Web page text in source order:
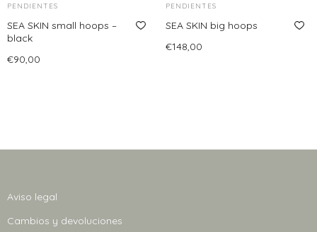
en
la
página
PENDIENTES
SEA SKIN small hoops –
black
€90,00
PENDIENTES
SEA SKIN big hoops
€148,00
Aviso legal
Cambios y devoluciones